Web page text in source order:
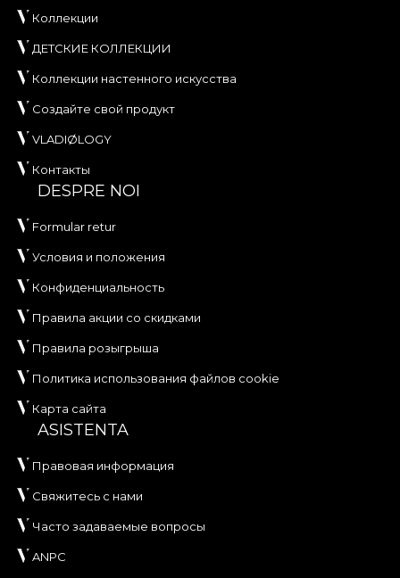
Коллекции
ДЕТСКИЕ КОЛЛЕКЦИИ
Коллекции настенного искусства
Создайте свой продукт
VLADIØLOGY
Контакты
DESPRE NOI
Formular retur
Условия и положения
Конфиденциальность
Правила акции со скидками
Правила розыгрыша
Политика использования файлов cookie
Карта сайта
ASISTENTA
Правовая информация
Свяжитесь с нами
Часто задаваемые вопросы
ANPC